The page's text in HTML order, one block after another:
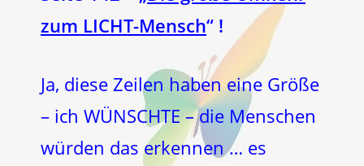
zum LICHT-Mensch“ !
Ja, diese Zeilen haben eine Größe
– ich WÜNSCHTE – die Menschen
würden das erkennen … es